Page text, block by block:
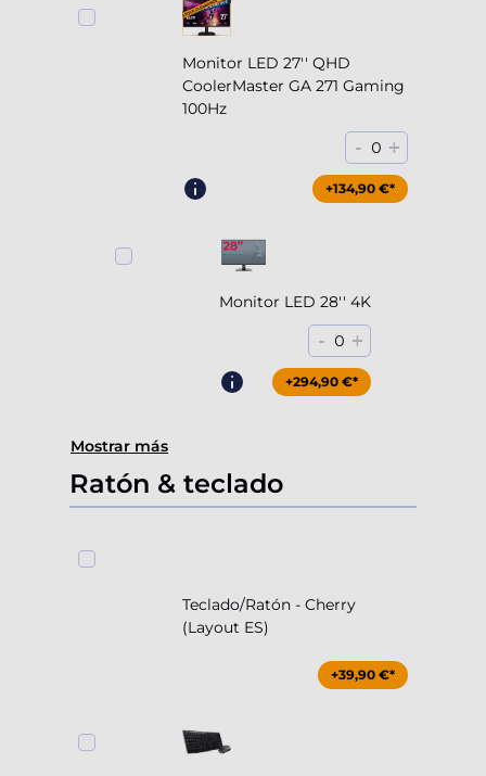
Monitor LED 27'' QHD
CoolerMaster GA 271 Gaming
100Hz
- 0 +
+204,90 €*
+134,90 €*
Monitor LED 28'' 4K
- 0 +
+294,90 €*
Mostrar más
Ratón & teclado
Teclado/Ratón - Cherry
(Layout ES)
+39,90 €*